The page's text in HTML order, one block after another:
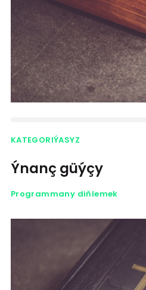
KATEGORIÝASYZ
Ýnanç güýçy
Programmany diňlemek